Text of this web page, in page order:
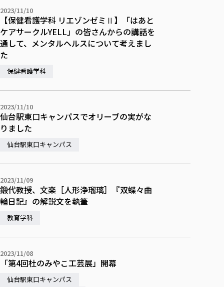
2023/11/10
【保健看護学科 リエゾンゼミⅡ】「はあと
ケアサークルYELL」の皆さんからの講話を
通して、メンタルヘルスについて考えまし
た
保健看護学科
2023/11/10
仙台駅東口キャンパスでオリーブの実がな
りました
仙台駅東口キャンパス
2023/11/09
鍛代教授、文楽［人形浄瑠璃］『双蝶々曲
輪日記』の解説文を執筆
教育学科
2023/11/08
「第4回杜のみやこ工芸展」開幕
仙台駅東口キャンパス